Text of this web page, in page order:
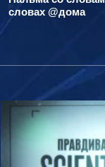
словах @дома